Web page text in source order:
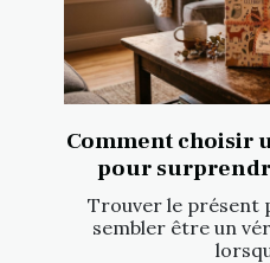
Comment choisir
pour
Trouver le présent
sembler être un